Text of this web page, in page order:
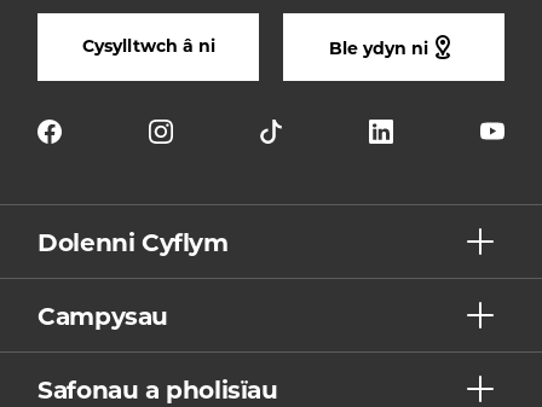
Cysylltwch â ni Ble ydyn ni
Dolenni Cyflym
Campysau
Safonau a pholisïau